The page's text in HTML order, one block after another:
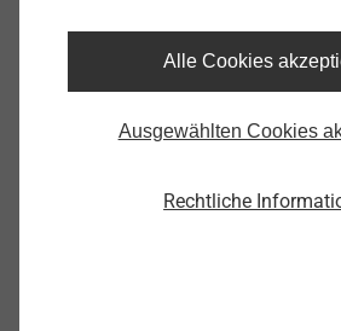
Verletzte, ein 27-jähriger Mann
ganze Reihe von
Alle Cookies
Ausgewählten Cookies
Rechtliche